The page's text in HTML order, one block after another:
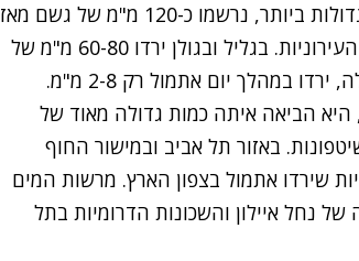
בחיפה ובנהריה, שם ירדו עד כה כמויות הגשם הגדולות ביותר, נרשמו כ-120 מ"מ של גשם מאז
אתמול, הרבה מעבר ליכולת הניקוז של התשתיות העירוניות. בגליל ובגולן ירדו 60-80 מ"מ של
במהלך יום אתמול רק 2-8 מ"מ.
הביאה איתה כמות גדולה מאוד של
באזור תל אביב ובמישור החוף
לכמויות שירדו אתמול בצפון הארץ. מרשות המים
נחל איילון והשכונות הדרומיות בתל